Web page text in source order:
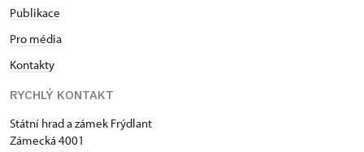
Publikace
Pro média
Kontakty
RYCHLÝ KONTAKT
Státní hrad a zámek Frýdlant
Zámecká 4001